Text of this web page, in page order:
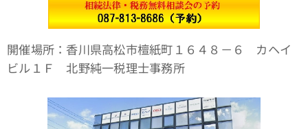
開催場所：香川県高松市檀紙町１６４８－６ カヘイ
ビル１Ｆ 北野純一税理士事務所